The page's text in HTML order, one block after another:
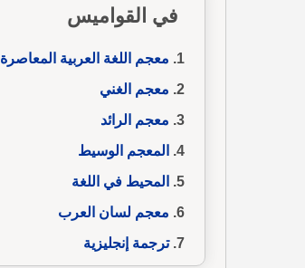
في القواميس
معجم اللغة العربية المعاصرة
معجم الغني
معجم الرائد
المعجم الوسيط
المحيط في اللغة
معجم لسان العرب
ترجمة إنجليزية